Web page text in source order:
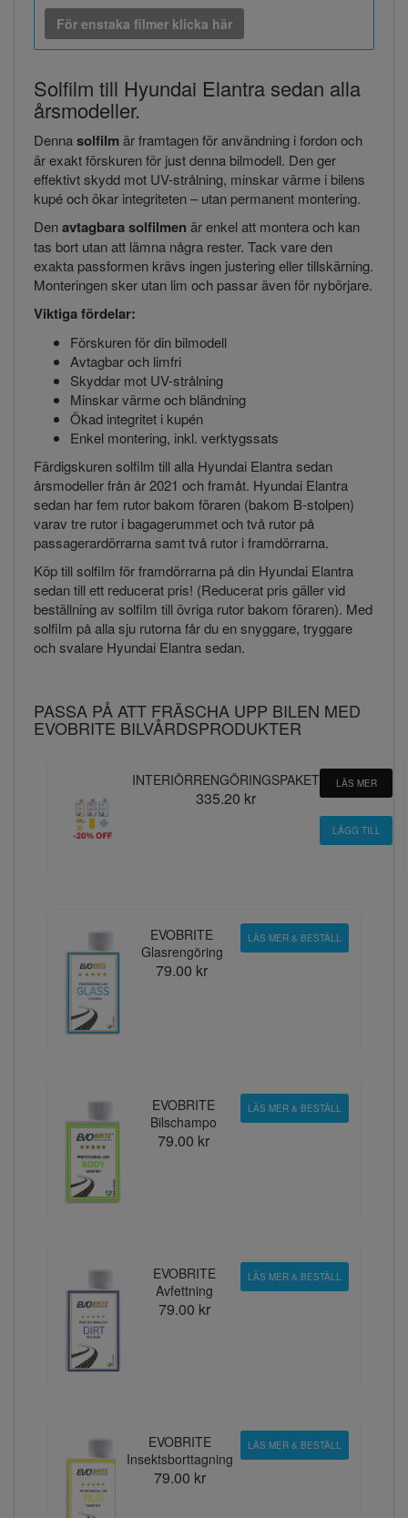
För enstaka filmer klicka här
Solfilm till Hyundai Elantra sedan alla
årsmodeller.
Dennasolfilmär framtagen för användning i fordon och
är exakt förskuren för just denna bilmodell. Den ger
effektivt skydd mot UV-strålning, minskar värme i bilens
kupé och ökar integriteten – utan permanent montering.
Denavtagbara solfilmen är enkel att montera och kan
tas bort utan att lämna några rester. Tack vare den
exakta passformen krävs ingen justering eller tillskärning.
Monteringen sker utan lim och passar även för nybörjare.
Viktiga fördelar:
Förskuren för din bilmodell
Avtagbar och limfri
Skyddar mot UV-strålning
Minskar värme och bländning
Ökad integritet i kupén
Enkel montering, inkl. verktygssats
Färdigskuren solfilm till alla Hyundai Elantra sedan
årsmodeller från år 2021 och framåt. Hyundai Elantra
sedan har fem rutor bakom föraren (bakom B-stolpen)
varav tre rutor i bagagerummet och två rutor på
passagerardörrarna samt två rutor i framdörrarna.
Köp till solfilm för framdörrarna på din Hyundai Elantra
sedan till ett reducerat pris! (Reducerat pris gäller vid
beställning av solfilm till övriga rutor bakom föraren). Med
solfilm på alla sju rutorna får du en snyggare, tryggare
och svalare Hyundai Elantra sedan.
PASSA PÅ ATT FRÄSCHA UPP BILEN MED
EVOBRITE BILVÅRDSPRODUKTER
INTERIÖRRENGÖRINGSPAKET
335.20 kr
LÄS MER
EVOBRITE
Glasrengöring
79.00 kr
LÄS MER & BESTÄLL
EVOBRITE
Bilschampo
79.00 kr
LÄS MER & BESTÄLL
EVOBRITE
Avfettning
79.00 kr
LÄS MER & BESTÄLL
EVOBRITE
Insektsborttagning
79.00 kr
LÄS MER & BESTÄLL